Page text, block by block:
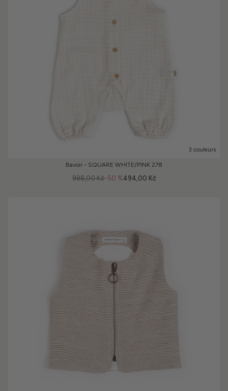
3 couleurs
Bavoir - SQUARE WHITE/PINK 278
-50 %
988,00 Kč 494,00 Kč